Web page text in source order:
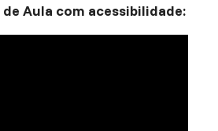
Aula com acessibilidade: